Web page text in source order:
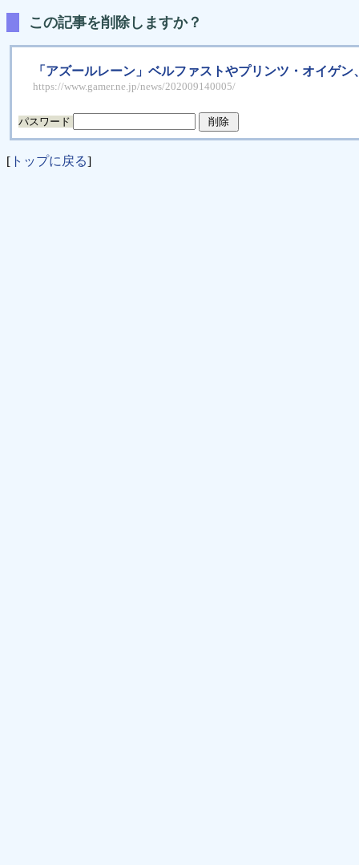
この記事を削除しますか？
「アズールレーン」ベルファストやプリンツ・オイゲ
https://www.gamer.ne.jp/news/202009140005/
パスワード
[ トップに戻る]